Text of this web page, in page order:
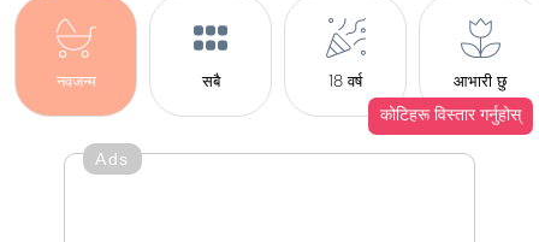
नवजन्म सबै 18 वर्ष आभारी छु
कोटिहरू विस्तार गर्नुहोस्
Ads